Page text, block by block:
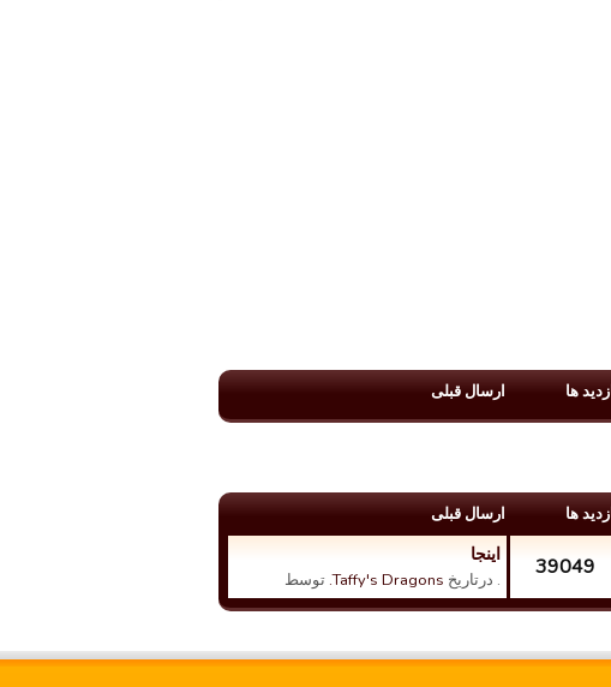
ها ارسال قبلی
ها ارسال قبلی
39049 اینجا
. درتاریخ Taffy's Dragons. توسط